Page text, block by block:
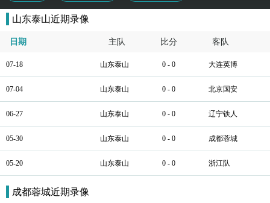
山东泰山近期录像
日期 主队 比分 客队
07-18 山东泰山 0 - 0 大连英博
07-04 山东泰山 0 - 0 北京国安
06-27 山东泰山 0 - 0 辽宁铁人
05-30 山东泰山 0 - 0 成都蓉城
05-20 山东泰山 0 - 0 浙江队
成都蓉城近期录像